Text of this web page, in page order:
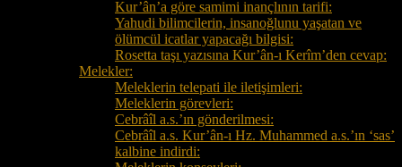
Kur’ân’a göre samimi inançlının tarifi:
Yahudi bilimcilerin, insanoğlunu yaşatan ve
ölümcül icatlar yapacağı bilgisi:
Rosetta taşı yazısına Kur’ân-ı Kerîm’den cevap:
Melekler:
Meleklerin telepati ile iletişimleri:
Meleklerin görevleri:
Cebrâîl a.s.’ın gönderilmesi:
Cebrâîl a.s. Kur’ân-ı Hz. Muhammed a.s.’ın ‘sas’
kalbine indirdi: